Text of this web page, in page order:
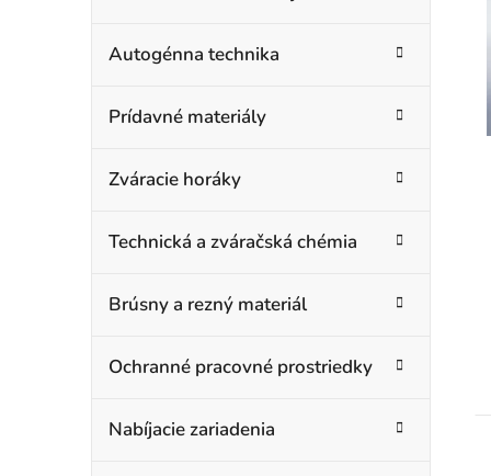
Autogénna technika
Prídavné materiály
Zváracie horáky
Technická a zváračská chémia
Brúsny a rezný materiál
Ochranné pracovné prostriedky
Nabíjacie zariadenia
s
t